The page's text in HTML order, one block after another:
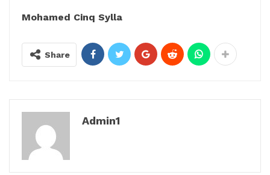
Mohamed Cinq Sylla
Share
Admin1